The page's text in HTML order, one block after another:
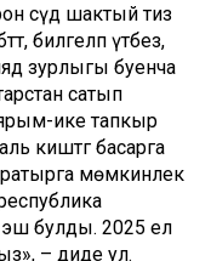
сәүдә шактый тиз
билгеләп үтәбез,
зурлыгы буенча
сатып
ике тапкыр
киштәгә басарга
мөмкинлек
эш булды. 2025 ел
– диде ул.